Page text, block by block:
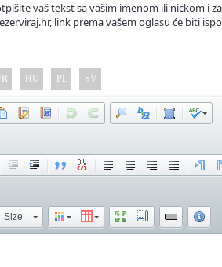
vaš tekst sa vašim imenom ili nickom i
link prema vašem oglasu će biti
HU PL SV
Size